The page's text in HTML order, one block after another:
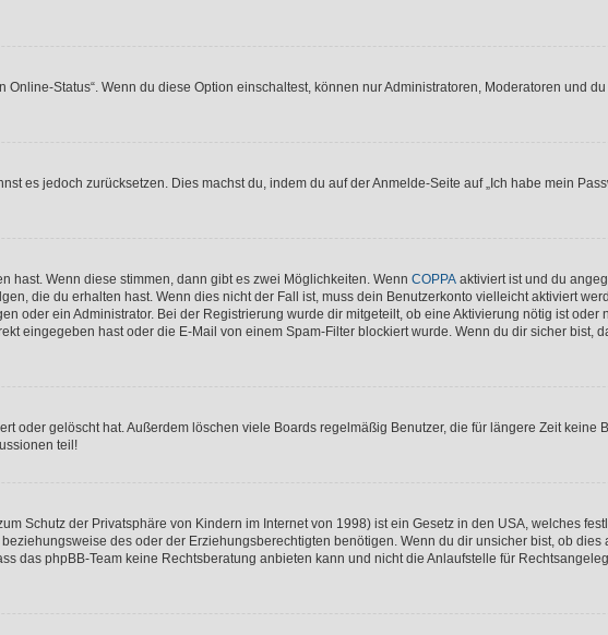
Status“. Wenn du diese Option einschaltest, können nur Administratoren, Moderatoren und
es jedoch zurücksetzen. Dies machst du, indem du auf der Anmelde-Seite auf „Ich habe mein
hast. Wenn diese stimmen, dann gibt es zwei Möglichkeiten. Wenn COPPA aktiviert ist und du
die du erhalten hast. Wenn dies nicht der Fall ist, muss dein Benutzerkonto vielleicht aktiviert
oder ein Administrator. Bei der Registrierung wurde dir mitgeteilt, ob eine Aktivierung nötig ist oder
eingegeben hast oder die E-Mail von einem Spam-Filter blockiert wurde. Wenn du dir sicher bist,
oder gelöscht hat. Außerdem löschen viele Boards regelmäßig Benutzer, die für längere Zeit keine
teil!
Schutz der Privatsphäre von Kindern im Internet von 1998) ist ein Gesetz in den USA, welches
des oder der Erziehungsberechtigten benötigen. Wenn du dir unsicher bist, ob dies
das phpBB-Team keine Rechtsberatung anbieten kann und nicht die Anlaufstelle für